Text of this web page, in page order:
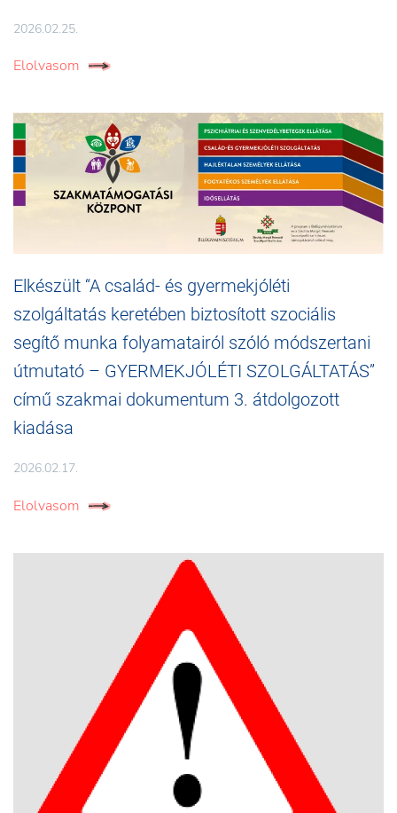
2026.02.25.
Elolvasom
Elkészült “A család- és gyermekjóléti
szolgáltatás keretében biztosított szociális
segítő munka folyamatairól szóló módszertani
útmutató – GYERMEKJÓLÉTI SZOLGÁLTATÁS”
című szakmai dokumentum 3. átdolgozott
kiadása
2026.02.17.
Elolvasom